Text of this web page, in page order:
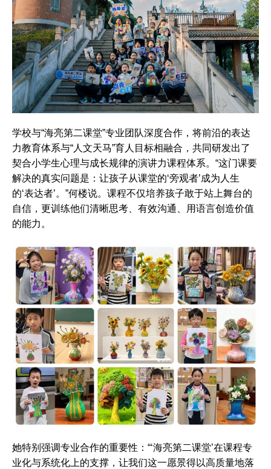
学校与“海亮第二课堂”专业团队深度合作，将前沿的表达
力教育体系与“人文天马”育人目标相融合，共同研发出了
契合小学生心理与成长规律的演讲力课程体系。“这门课要
解决的真实问题是：让孩子从课堂的‘旁观者’成为人生
的‘表达者’。”何楼说。课程不仅培养孩子敢于站上舞台的
自信，更训练他们清晰思考、有效沟通、用语言创造价值
的能力。
她特别强调专业合作的重要性：“‘海亮第二课堂’在课程专
业化与系统化上的支撑，让我们这一愿景得以高质量地落